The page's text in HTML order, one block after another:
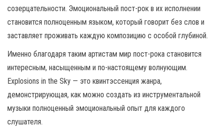
созерцательности. Эмоциональный пост-рок в их исполнении
становится полноценным языком, который говорит без слов и
заставляет проживать каждую композицию с особой глубиной.
Именно благодаря таким артистам мир пост-рока становится
интересным, насыщенным и по-настоящему волнующим.
Explosions in the Sky — это квинтэссенция жанра,
демонстрирующая, как можно создать из инструментальной
музыки полноценный эмоциональный опыт для каждого
слушателя.